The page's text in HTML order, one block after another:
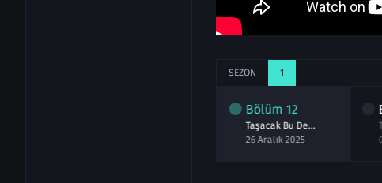
SEZON 1
Bölüm 12
Taşacak Bu Deniz 12.Bölüm izle
26 Aralık 2025